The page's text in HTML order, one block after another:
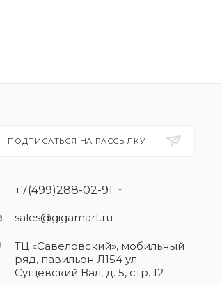
ПОДПИСАТЬСЯ НА РАССЫЛКУ
+7(499)288-02-91
sales@gigamart.ru
ТЦ «Савеловский», мобильный
ряд, павильон Л154 ул.
Сущевский Вал, д. 5, стр. 12